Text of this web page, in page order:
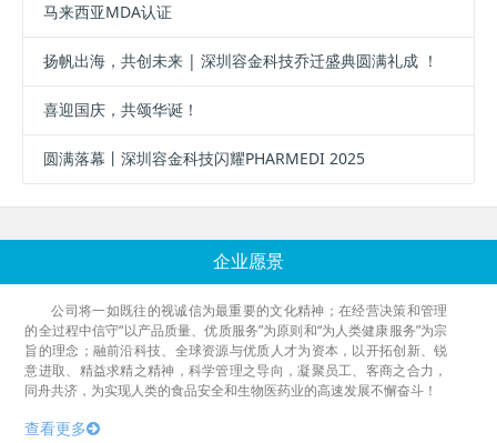
马来西亚MDA认证
扬帆出海，共创未来 | 深圳容金科技乔迁盛典圆满礼成 ！
喜迎国庆，共颂华诞！
圆满落幕丨深圳容金科技闪耀PHARMEDI 2025
企业愿景
公司将一如既往的视诚信为最重要的文化精神；在经营决策和管理
的全过程中信守“以产品质量、优质服务”为原则和“为人类健康服务”为宗
旨的理念；融前沿科技、全球资源与优质人才为资本，以开拓创新、锐
意进取、精益求精之精神，科学管理之导向，凝聚员工、客商之合力，
同舟共济，为实现人类的食品安全和生物医药业的高速发展不懈奋斗！
查看更多